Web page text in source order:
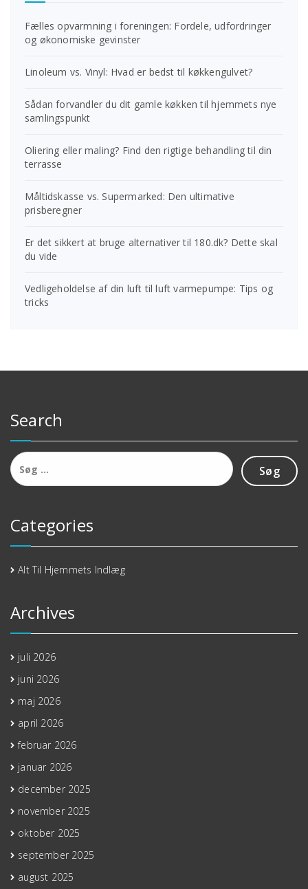
Fælles opvarmning i foreningen: Fordele, udfordringer
og økonomiske gevinster
Linoleum vs. Vinyl: Hvad er bedst til køkkengulvet?
Sådan forvandler du dit gamle køkken til hjemmets nye
samlingspunkt
Oliering eller maling? Find den rigtige behandling til din
terrasse
Måltidskasse vs. Supermarked: Den ultimative
prisberegner
Er det sikkert at bruge alternativer til 180.dk? Dette skal
du vide
Vedligeholdelse af din luft til luft varmepumpe: Tips og
tricks
Search
Søg
efter:
Categories
Alt Til Hjemmets Indlæg
Archives
juli 2026
juni 2026
maj 2026
april 2026
februar 2026
januar 2026
december 2025
november 2025
oktober 2025
september 2025
august 2025